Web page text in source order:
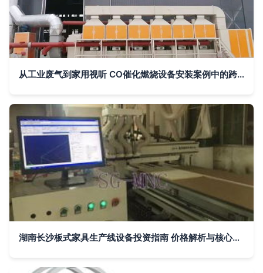
从工业废气到家用视听 CO催化燃烧设备安装案例中的跨界启示
湖南长沙板式家具生产线设备投资指南 价格解析与核心价值评估